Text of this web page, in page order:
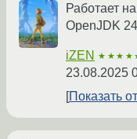
Работает
OpenJDK
iZEN
23.08.2025
Показать